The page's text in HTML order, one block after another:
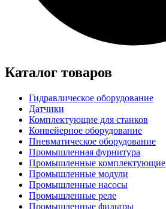
Каталог товаров
Гидравлическое оборудование
Датчики
Комплектующие для станков
Конвейерное оборудование
Пневматическое оборудование
Промышленная фурнитура
Промышленные комплектующие
Промышленные модули
Промышленные насосы
Промышленные реле
Промышленные фильтры